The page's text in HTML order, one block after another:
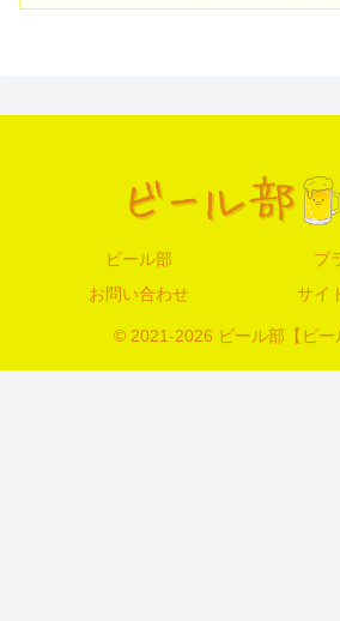
ビール部
プ
お問い合わせ
サイ
© 2021-2026 ビール部【ビー